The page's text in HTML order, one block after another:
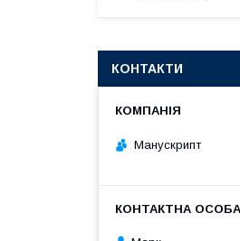
КОНТАКТИ
Манускрипт